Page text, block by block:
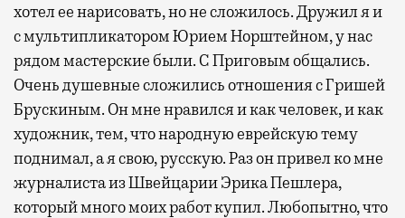
хотел ее нарисовать, но не сложилось. Дружил я и
с мультипликатором Юрием Норштейном, у нас
рядом мастерские были. С Приговым общались.
Очень душевные сложились отношения с Гришей
Брускиным. Он мне нравился и как человек, и как
художник, тем, что народную еврейскую тему
поднимал, а я свою, русскую. Раз он привел ко мне
журналиста из Швейцарии Эрика Пешлера,
который много моих работ купил. Любопытно, что